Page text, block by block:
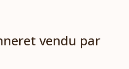
vendu par